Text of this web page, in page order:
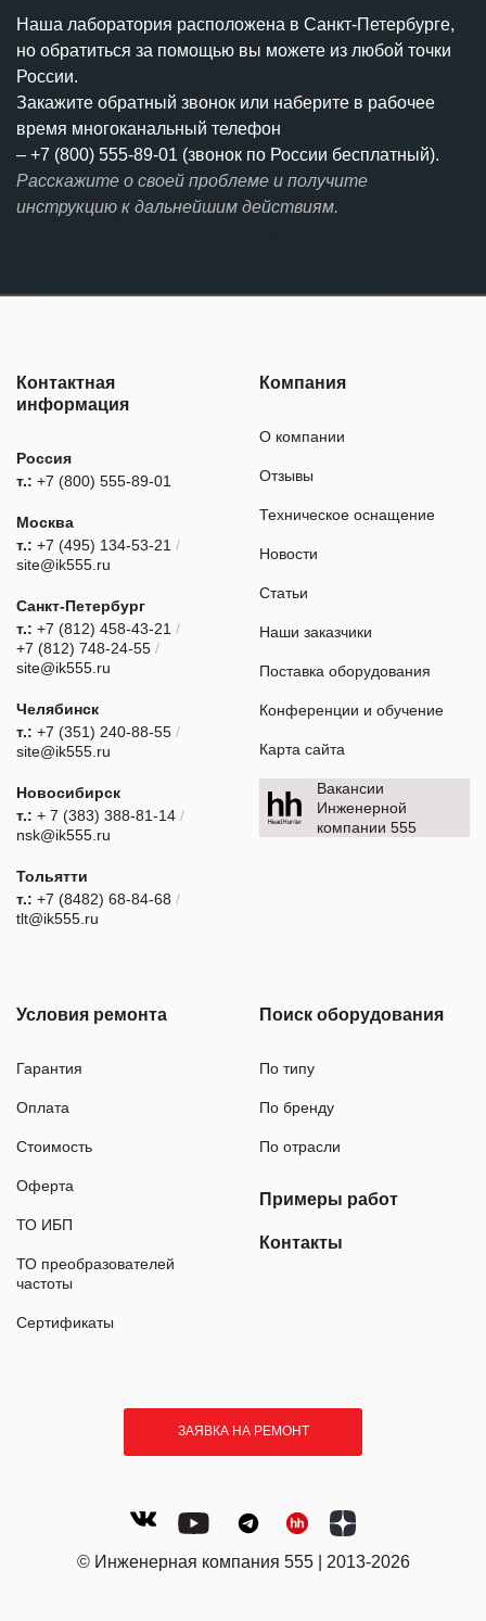
Наша лаборатория расположена в Санкт-Петербурге,
но обратиться за помощью вы можете из любой точки
России.
Закажите обратный звонок или наберите в рабочее
время многоканальный телефон
– +7 (800) 555-89-01 (звонок по России бесплатный).
Расскажите о своей проблеме и получите
инструкцию к дальнейшим действиям.
Контактная
информация
Россия
т.: +7 (800) 555-89-01
Москва
т.: +7 (495) 134-53-21 /
site@ik555.ru
Санкт-Петербург
т.: +7 (812) 458-43-21 /
+7 (812) 748-24-55 /
site@ik555.ru
Челябинск
т.: +7 (351) 240-88-55 /
site@ik555.ru
Новосибирск
т.: + 7 (383) 388-81-14 /
nsk@ik555.ru
Тольятти
т.: +7 (8482) 68-84-68 /
tlt@ik555.ru
Компания
О компании
Отзывы
Техническое оснащение
Новости
Статьи
Наши заказчики
Поставка оборудования
Конференции и обучение
Карта сайта
Вакансии
Инженерной
компании 555
Условия ремонта
Гарантия
Оплата
Стоимость
Оферта
ТО ИБП
ТО преобразователей
частоты
Сертификаты
Поиск оборудования
По типу
По бренду
По отрасли
Примеры работ
Контакты
ЗАЯВКА НА РЕМОНТ
© Инженерная компания 555 | 2013-2026